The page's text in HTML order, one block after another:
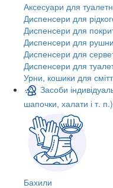
Аксесуари для
Диспенсери для
Диспенсери для
Диспенсери для
Диспенсери для
Диспенсери для
Урни, кошики для
Засоби
шапочки, халати і т. п.)
Бахили